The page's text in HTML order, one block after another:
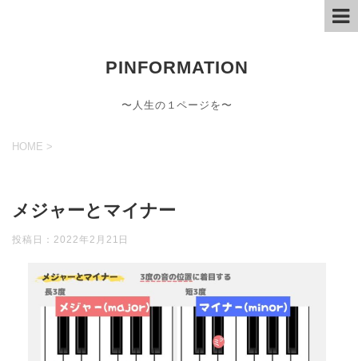
PINFORMATION
〜人生の１ページを〜
HOME >
メジャーとマイナー
投稿日： 2022年2月21日